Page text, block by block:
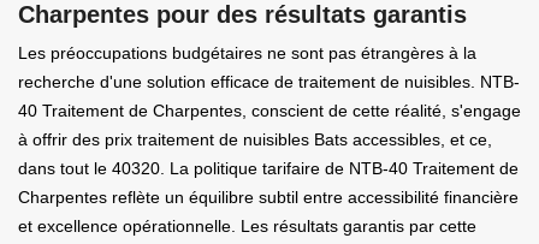
Charpentes pour des résultats garantis
Les préoccupations budgétaires ne sont pas étrangères à la
recherche d'une solution efficace de traitement de nuisibles. NTB-
40 Traitement de Charpentes, conscient de cette réalité, s'engage
à offrir des prix traitement de nuisibles Bats accessibles, et ce,
dans tout le 40320. La politique tarifaire de NTB-40 Traitement de
Charpentes reflète un équilibre subtil entre accessibilité financière
et excellence opérationnelle. Les résultats garantis par cette